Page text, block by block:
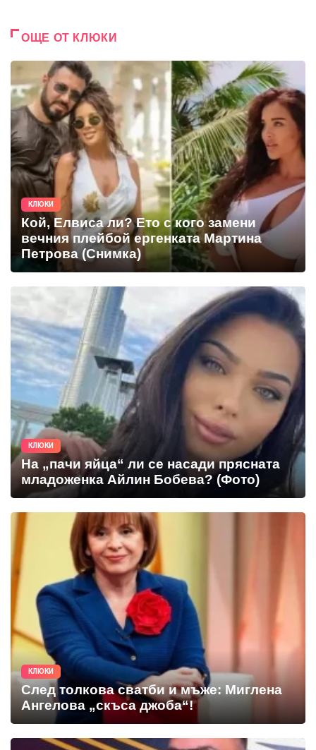
ОЩЕ ОТ КЛЮКИ
КЛЮКИ
Кой, Елвиса ли? Ето с кого замени
вечния плейбой ергенката Мартина
Петрова (Снимка)
КЛЮКИ
На „пачи яйца“ ли се насади прясната
младоженка Айлин Бобева? (Фото)
КЛЮКИ
След толкова сватби и мъже: Миглена
Ангелова „скъса джоба“!